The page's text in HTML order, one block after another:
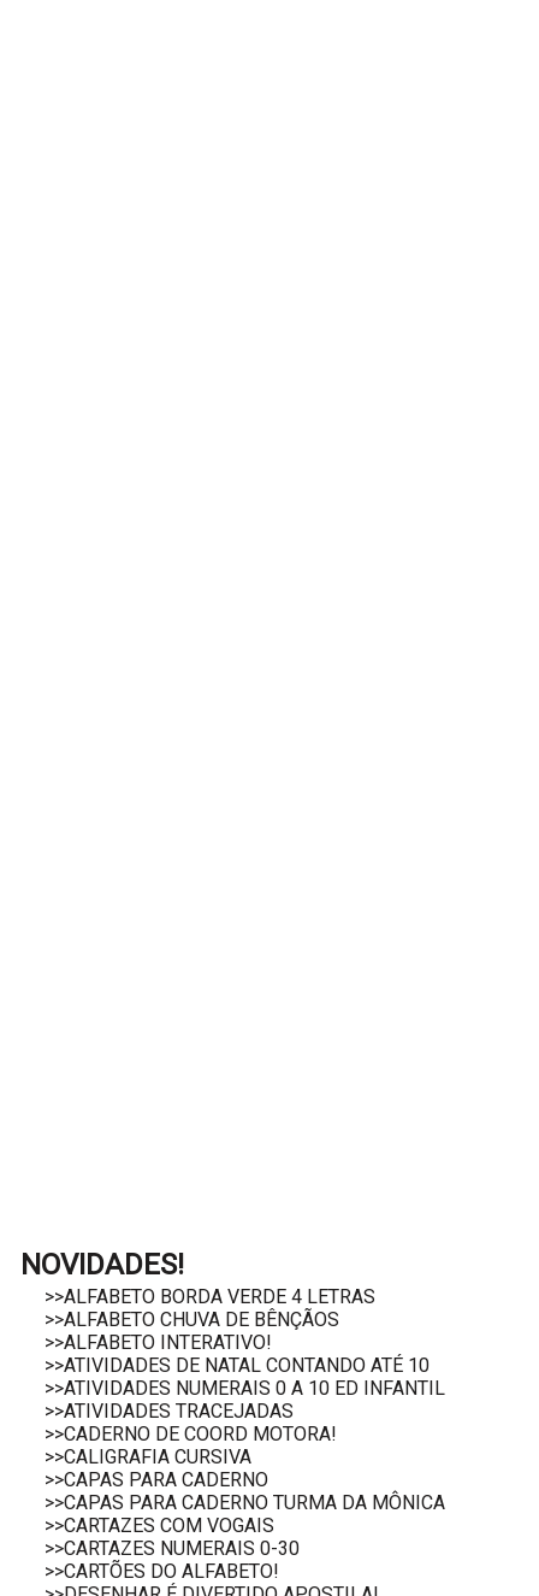
NOVIDADES!
>>ALFABETO BORDA VERDE 4 LETRAS
>>ALFABETO CHUVA DE BÊNÇÃOS
>>ALFABETO INTERATIVO!
>>ATIVIDADES DE NATAL CONTANDO ATÉ 10
>>ATIVIDADES NUMERAIS 0 A 10 ED INFANTIL
>>ATIVIDADES TRACEJADAS
>>CADERNO DE COORD MOTORA!
>>CALIGRAFIA CURSIVA
>>CAPAS PARA CADERNO
>>CAPAS PARA CADERNO TURMA DA MÔNICA
>>CARTAZES COM VOGAIS
>>CARTAZES NUMERAIS 0-30
>>CARTÕES DO ALFABETO!